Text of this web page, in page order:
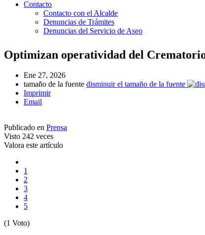
Contacto
Contacto con el Alcalde
Denuncias de Trámites
Denuncias del Servicio de Aseo
Optimizan operatividad del
Ene 27, 2026
tamaño de la fuente disminuir el tamaño de la fuente
Imprimir
Email
Publicado en Prensa
Visto 242 veces
Valora este artículo
1
2
3
4
5
(1 Voto)